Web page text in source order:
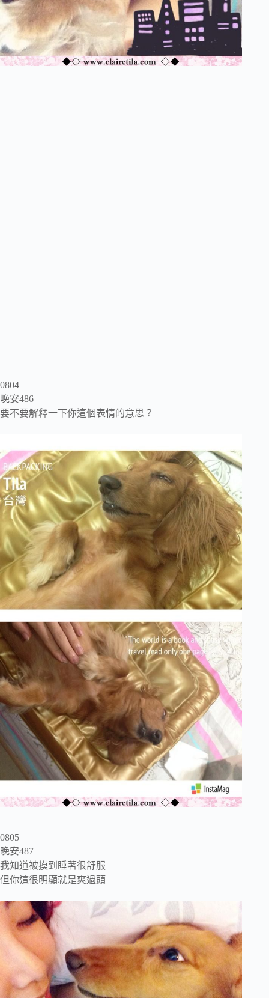
0804
晚安486
要不要解釋一下你這個表情的意思？
0805
晚安487
我知道被摸到睡著很舒服
但你這很明顯就是爽過頭